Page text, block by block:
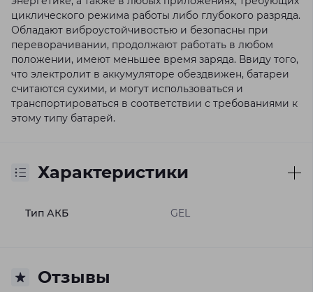
циклического режима работы либо глубокого разряда.
Обладают виброустойчивостью и безопасны при
переворачивании, продолжают работать в любом
положении, имеют меньшее время заряда. Ввиду того,
что электролит в аккумуляторе обездвижен, батареи
считаются сухими, и могут использоваться и
транспортироваться в соответствии с требованиями к
этому типу батарей.
Характеристики
Тип АКБ GEL
Отзывы